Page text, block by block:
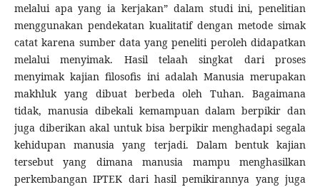
melalui apa yang ia kerjakan” dalam studi ini, penelitian
menggunakan pendekatan kualitatif dengan metode simak
catat karena sumber data yang peneliti peroleh didapatkan
melalui menyimak. Hasil telaah singkat dari proses
menyimak kajian filosofis ini adalah Manusia merupakan
makhluk yang dibuat berbeda oleh Tuhan. Bagaimana
tidak, manusia dibekali kemampuan dalam berpikir dan
juga diberikan akal untuk bisa berpikir menghadapi segala
kehidupan manusia yang terjadi. Dalam bentuk kajian
tersebut yang dimana manusia mampu menghasilkan
perkembangan IPTEK dari hasil pemikirannya yang juga